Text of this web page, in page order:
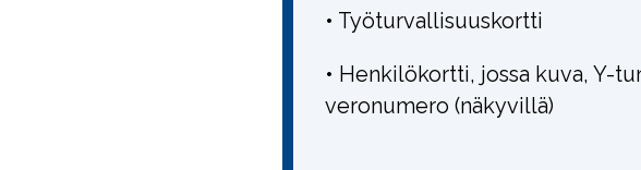
• Työturvallisuuskortti
• Henkilökortti, jossa kuva, Y-
veronumero (näkyvillä)